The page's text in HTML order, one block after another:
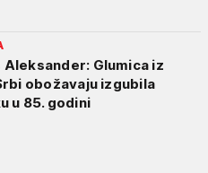
Aleksander: Glumica iz
obožavaju izgubila
u 85. godini